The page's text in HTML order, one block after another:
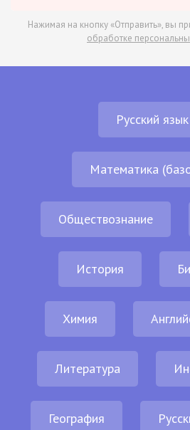
Нажимая на кнопку «Отправить», вы
обработке
Русский язык
Математика
Обществознание
История
Химия
Литература
География